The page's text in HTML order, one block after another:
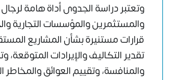
وتعتبر دراسة الجدوى أداة هامة لرجال
والمستثمرين والمؤسسات التجارية
قرارات مستنيرة بشأن المشاريع
تقدير التكاليف والإيرادات المتوقعة،
والمنافسة، وتقييم العوائق والمخاطر